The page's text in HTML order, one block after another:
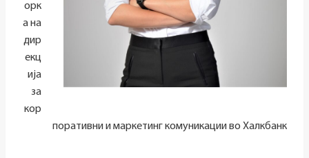
орк
а на
дир
екц
ија
за
кор
поративни и маркетинг комуникации во Халкбанк